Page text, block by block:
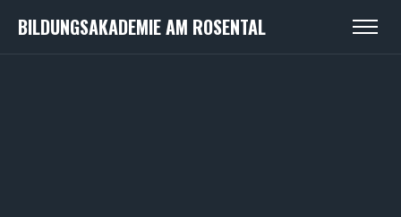
BILDUNGSAKADEMIE AM ROSENTAL